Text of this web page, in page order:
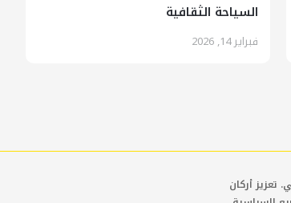
السياحة الثقافية
فبراير 14, 2026
تعزيز أركان